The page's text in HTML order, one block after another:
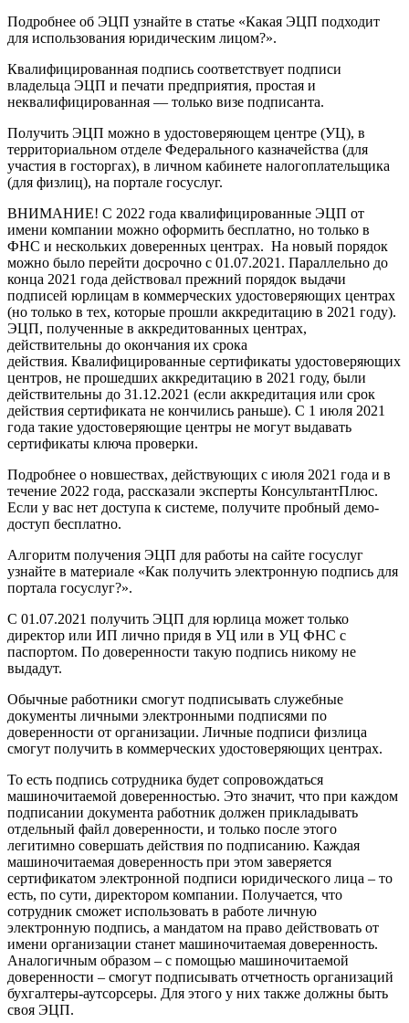
Подробнее об ЭЦП узнайте в статье «Какая ЭЦП подходит
для использования юридическим лицом?».
Квалифицированная подпись соответствует подписи
владельца ЭЦП и печати предприятия, простая и
неквалифицированная — только визе подписанта.
Получить ЭЦП можно в удостоверяющем центре (УЦ), в
территориальном отделе Федерального казначейства (для
участия в госторгах), в личном кабинете налогоплательщика
(для физлиц), на портале госуслуг.
ВНИМАНИЕ! С 2022 года квалифицированные ЭЦП от
имени компании можно оформить бесплатно, но только в
ФНС и нескольких доверенных центрах. На новый порядок
можно было перейти досрочно с 01.07.2021. Параллельно до
конца 2021 года действовал прежний порядок выдачи
подписей юрлицам в коммерческих удостоверяющих центрах
(но только в тех, которые прошли аккредитацию в 2021 году).
ЭЦП, полученные в аккредитованных центрах,
действительны до окончания их срока
действия. Квалифицированные сертификаты удостоверяющих
центров, не прошедших аккредитацию в 2021 году, были
действительны до 31.12.2021 (если аккредитация или срок
действия сертификата не кончились раньше). С 1 июля 2021
года такие удостоверяющие центры не могут выдавать
сертификаты ключа проверки.
Подробнее о новшествах, действующих с июля 2021 года и в
течение 2022 года, рассказали эксперты КонсультантПлюс.
Если у вас нет доступа к системе, получите пробный демо-
доступ бесплатно.
Алгоритм получения ЭЦП для работы на сайте госуслуг
узнайте в материале «Как получить электронную подпись для
портала госуслуг?».
С 01.07.2021 получить ЭЦП для юрлица может только
директор или ИП лично придя в УЦ или в УЦ ФНС с
паспортом. По доверенности такую подпись никому не
выдадут.
Обычные работники смогут подписывать служебные
документы личными электронными подписями по
доверенности от организации. Личные подписи физлица
смогут получить в коммерческих удостоверяющих центрах.
То есть подпись сотрудника будет сопровождаться
машиночитаемой доверенностью. Это значит, что при каждом
подписании документа работник должен прикладывать
отдельный файл доверенности, и только после этого
легитимно совершать действия по подписанию. Каждая
машиночитаемая доверенность при этом заверяется
сертификатом электронной подписи юридического лица – то
есть, по сути, директором компании. Получается, что
сотрудник сможет использовать в работе личную
электронную подпись, а мандатом на право действовать от
имени организации станет машиночитаемая доверенность.
Аналогичным образом – с помощью машиночитаемой
доверенности – смогут подписывать отчетность организаций
бухгалтеры-аутсорсеры. Для этого у них также должны быть
своя ЭЦП.